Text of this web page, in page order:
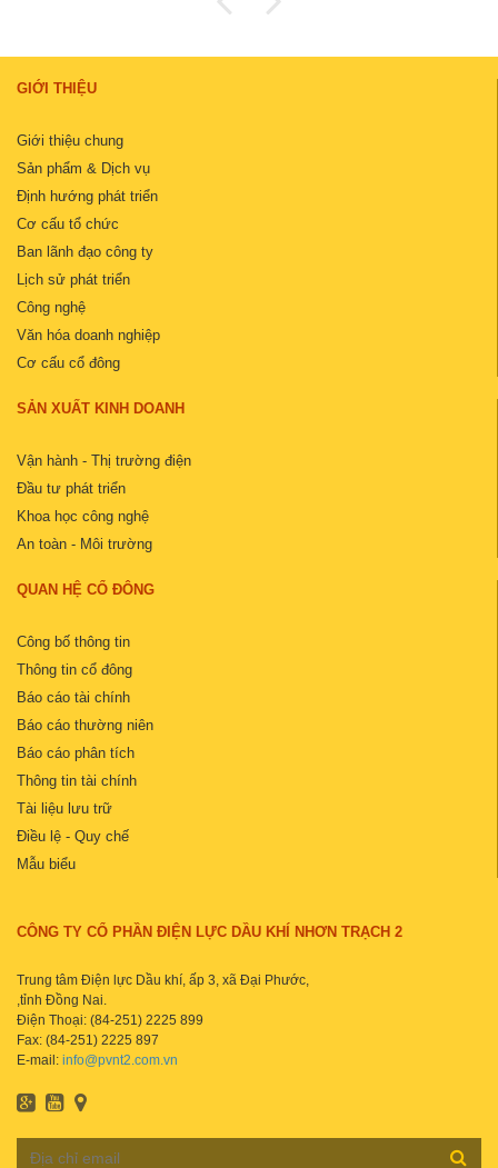
GIỚI THIỆU
Giới thiệu chung
Sản phẩm & Dịch vụ
Định hướng phát triển
Cơ cấu tổ chức
Ban lãnh đạo công ty
Lịch sử phát triển
Công nghệ
Văn hóa doanh nghiệp
Cơ cấu cổ đông
SẢN XUẤT KINH DOANH
Vận hành - Thị trường điện
Đầu tư phát triển
Khoa học công nghệ
An toàn - Môi trường
QUAN HỆ CỔ ĐÔNG
Công bố thông tin
Thông tin cổ đông
Báo cáo tài chính
Báo cáo thường niên
Báo cáo phân tích
Thông tin tài chính
Tài liệu lưu trữ
Điều lệ - Quy chế
Mẫu biểu
CÔNG TY CỔ PHẦN ĐIỆN LỰC DẦU KHÍ NHƠN TRẠCH 2
Trung tâm Điện lực Dầu khí, ấp 3, xã Đại Phước,
,tỉnh Đồng Nai.
Điện Thoại: (84-251) 2225 899
Fax: (84-251) 2225 897
E-mail: info@pvnt2.com.vn